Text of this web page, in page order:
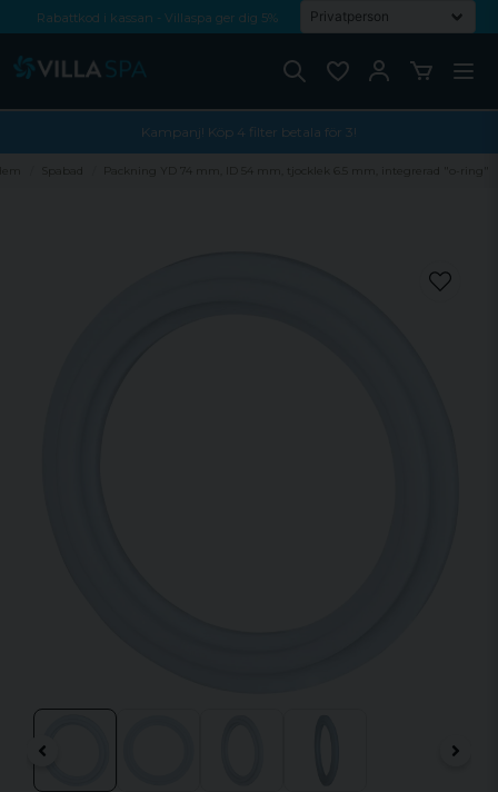
Rabattkod i kassan - Villaspa ger dig 5%
Kampanj! Köp 4 filter betala för 3!
Spabad Packning YD 74 mm, ID 54 mm, tjocklek 6.5 mm, integrerad "o-ring"